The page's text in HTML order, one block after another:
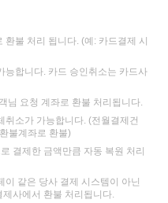
불 처리 됩니다. (예: 카드결제 시
능합니다. 카드 승인취소는 카드사
님 요청 계좌로 환불 처리됩니다.
취소가 가능합니다. (전월결제건
불계좌로 환불)
결제한 금액만큼 자동 복원 처리
이 같은 당사 결제 시스템이 아닌
사에서 환불 처리됩니다.